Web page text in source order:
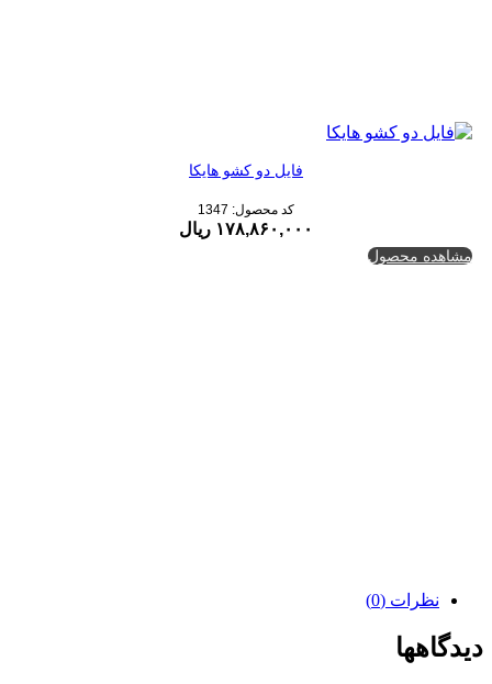
فایل دو کشو هایکا
کد محصول: 1347
۱۷۸,۸۶۰,۰۰۰ ریال
مشاهده محصول
نظرات (0)
دیدگاهها